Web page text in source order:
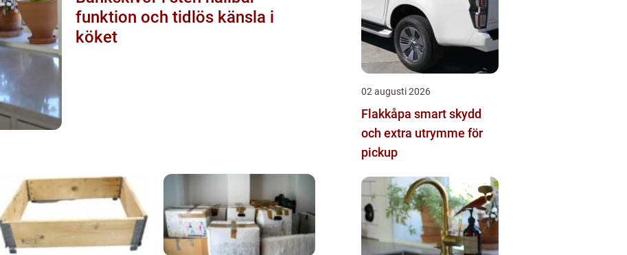
funktion och tidlös känsla i
köket
02 augusti 2026
Flakkåpa smart skydd
och extra utrymme för
pickup